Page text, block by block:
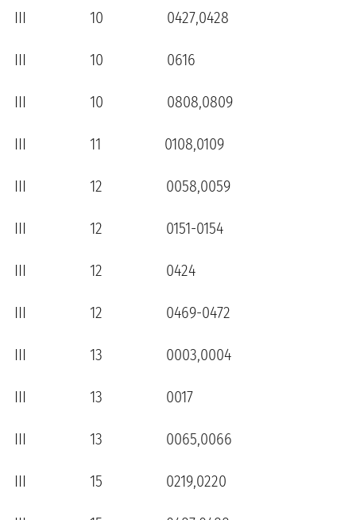
III 10 0427,0428
III 10 0616
III 10 0808,0809
III 11 0108,0109
III 12 0058,0059
III 12 0151-0154
III 12 0424
III 12 0469-0472
III 13 0003,0004
III 13 0017
III 13 0065,0066
III 15 0219,0220